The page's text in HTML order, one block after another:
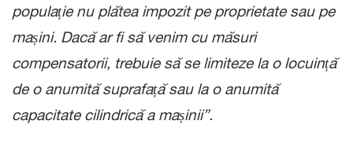
populație nu plătea impozit pe proprietate sau pe
mașini. Dacă ar fi să venim cu măsuri
compensatorii, trebuie să se limiteze la o locuință
de o anumită suprafață sau la o anumită
capacitate cilindrică a mașinii”.